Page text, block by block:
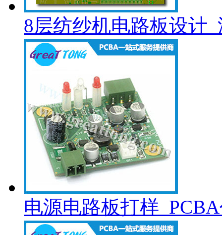
8层纺纱机电路板设计
电源电路板打样